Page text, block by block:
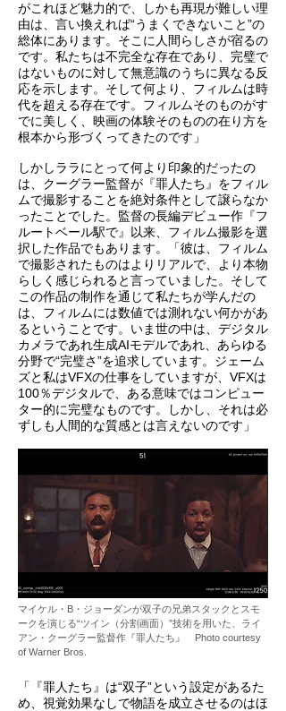
がこれほど魅力的で、しかも再現が難しい理
由は、言い換えれば“うまくできないこと”の
総体にあります。そこに人間らしさが宿るの
です。私たちは不完全な存在であり、完璧で
はないものに対して無意識のうちに異なる反
応を示します。そして何より、フィルムは時
代を超える存在です。フィルムそのものがす
でに美しく、映画の体験そのものの在り方を
根本から形づくってきたのです」
しかしララにとって何より印象的だったの
は、クーグラー監督が『罪人たち』をフィル
ムで撮影することを絶対条件として譲らなか
ったことでした。監督の長編デビュー作『フ
ルートベール駅で』以来、フィルム撮影を選
択した作品でもあります。「彼は、フィルム
で撮影されたものはよりリアルで、より本物
らしく感じられると言っていました。そして
この作品の制作を通じて私たちが学んだの
は、フィルムには数値では測れない何かがあ
るということです。いま世の中は、デジタル
カメラであれ生成AIモデルであれ、あらゆる
分野で“完璧さ”を追求しています。ジェーム
ズと私はVFXの仕事をしていますが、VFXは
100％デジタルで、ある意味ではコンピュー
ター的に完璧なものです。しかし、それは必
ずしも人間的な質感とは言えないのです」
マイケル・B・ジョーダンが双子の兄弟スタックとスモ
ークを演じる“ツイン（分割画面）”技術を用いた、ライ
アン・クーグラー監督作『罪人たち』 Photo courtesy
of Warner Bros.
「『罪人たち』は“双子”という設定があるた
め、視覚効果なしで物語を成立させるのはほ